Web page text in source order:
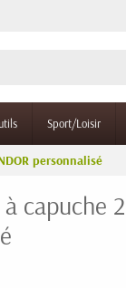
Sport/Loisir
personnalisé
capuche